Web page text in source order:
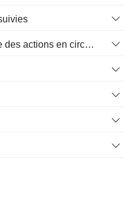
Moyenne pondérée diluée des actions en circulation